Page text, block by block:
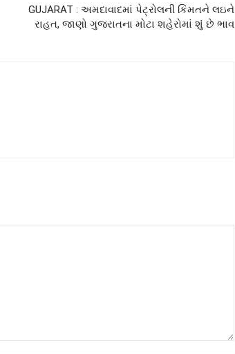
GUJARAT : અમદાવાદમાં પેટ્રોલની કિંમતને લઇને
રાહત, જાણો ગુજરાતના મોટા શહેરોમાં શું છે ભાવ